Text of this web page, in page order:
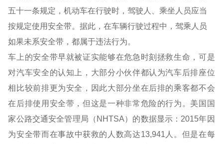
五十一条规定，机动车在行驶时，驾驶人、乘坐人员应当
按规定使用安全带。据此，在车辆行驶过程中，驾乘人员
如果未系安全带，都属于违法行为。
车上的安全带早就被证实能够在危急时刻拯救生命，可是
对汽车安全的认知上，大部分小伙伴都认为汽车后排座位
相比较前排更为安全，因此大部分坐在后排的乘客都不会
在后排使用安全带，但这是一种非常危险的行为。美国国
家公路交通安全管理局（NHTSA）的数据显示：2015年因
为安全带而在事故中获救的人数高达13,941人。但是在每